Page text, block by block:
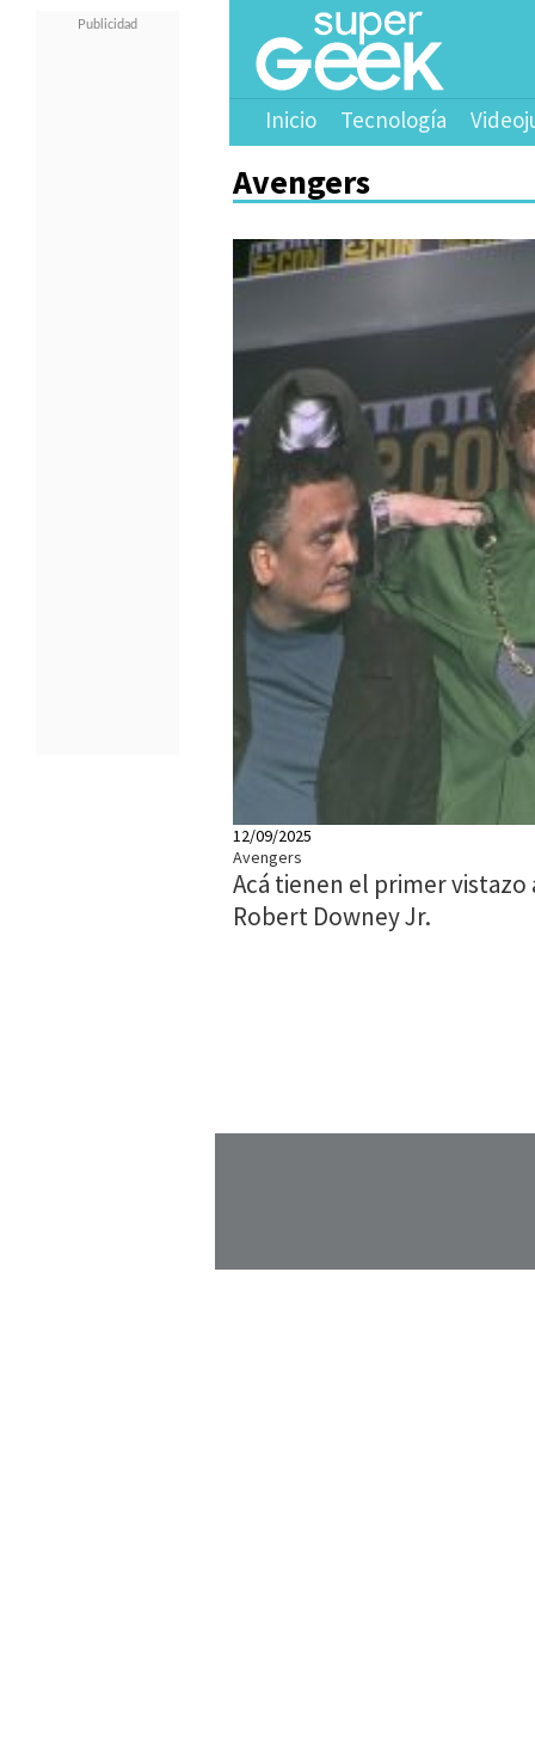
Inicio Tecnología
Avengers
12/09/2025
Avengers
Acá tienen el primer vistazo
Robert Downey Jr.